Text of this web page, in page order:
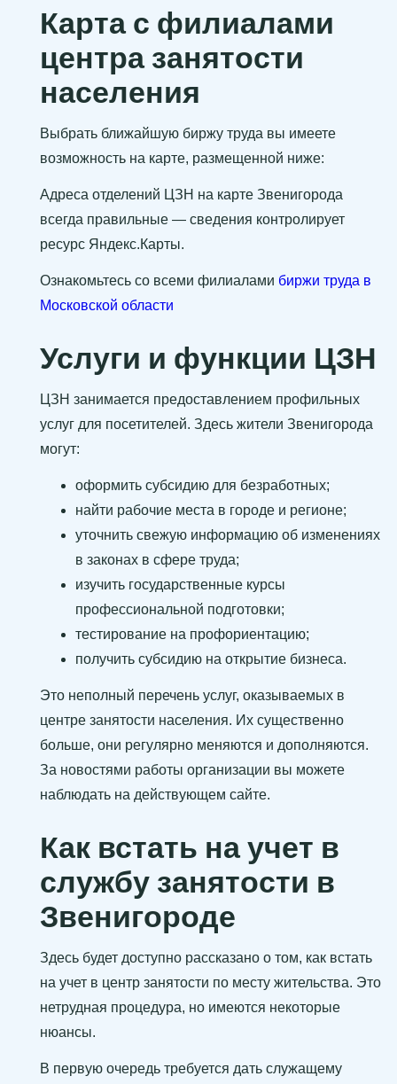
Карта с филиалами
центра занятости
населения
Выбрать ближайшую биржу труда вы имеете
возможность на карте, размещенной ниже:
Адреса отделений ЦЗН на карте Звенигорода
всегда правильные — сведения контролирует
ресурс Яндекс.Карты.
Ознакомьтесь со всеми филиалами биржи труда в
Московской области
Услуги и функции ЦЗН
ЦЗН занимается предоставлением профильных
услуг для посетителей. Здесь жители Звенигорода
могут:
оформить субсидию для безработных;
найти рабочие места в городе и регионе;
уточнить свежую информацию об изменениях
в законах в сфере труда;
изучить государственные курсы
профессиональной подготовки;
тестирование на профориентацию;
получить субсидию на открытие бизнеса.
Это неполный перечень услуг, оказываемых в
центре занятости населения. Их существенно
больше, они регулярно меняются и дополняются.
За новостями работы организации вы можете
наблюдать на действующем сайте.
Как встать на учет в
службу занятости в
Звенигороде
Здесь будет доступно рассказано о том, как встать
на учет в центр занятости по месту жительства. Это
нетрудная процедура, но имеются некоторые
нюансы.
В первую очередь требуется дать служащему